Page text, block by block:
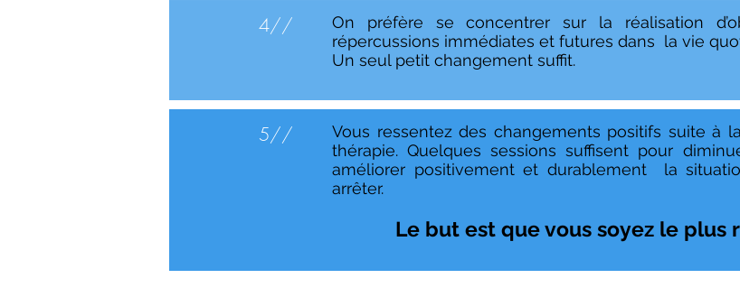
4//
On préfère se concentrer sur la réalisation
répercussions immédiates et futures dans la vie
Un seul petit changement suffit.
5//
Vous ressentez des changements positifs suite à
thérapie. Quelques sessions suffisent pour
améliorer positivement et durablement la
arrêter.
Le but est que vous soyez le plus